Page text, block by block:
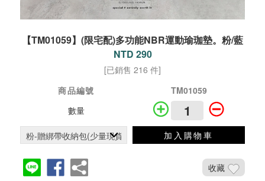
【TM01059】(限宅配)多功能NBR運動瑜珈墊。粉/藍
NTD 290
[已銷售 216 件]
商品編號
TM01059
數量
加入購物車
收藏